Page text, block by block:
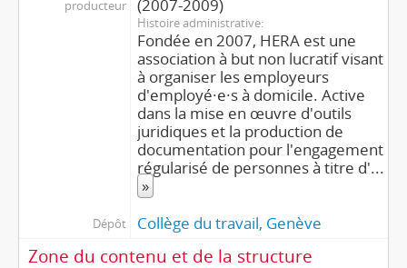
producteur
(2007-2009)
Histoire administrative
Fondée en 2007, HERA est une
association à but non lucratif visant
à organiser les employeurs
d'employé·e·s à domicile. Active
dans la mise en œuvre d'outils
juridiques et la production de
documentation pour l'engagement
régularisé de personnes à titre d'...
»
Dépôt Collège du travail, Genève
Zone du contenu et de la structure